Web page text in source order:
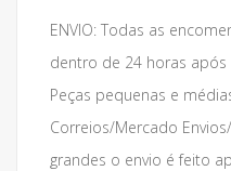
ENVIO: Todas as
dentro de 24 horas
Peças pequenas e
Correios/Mercado
grandes o envio é feito